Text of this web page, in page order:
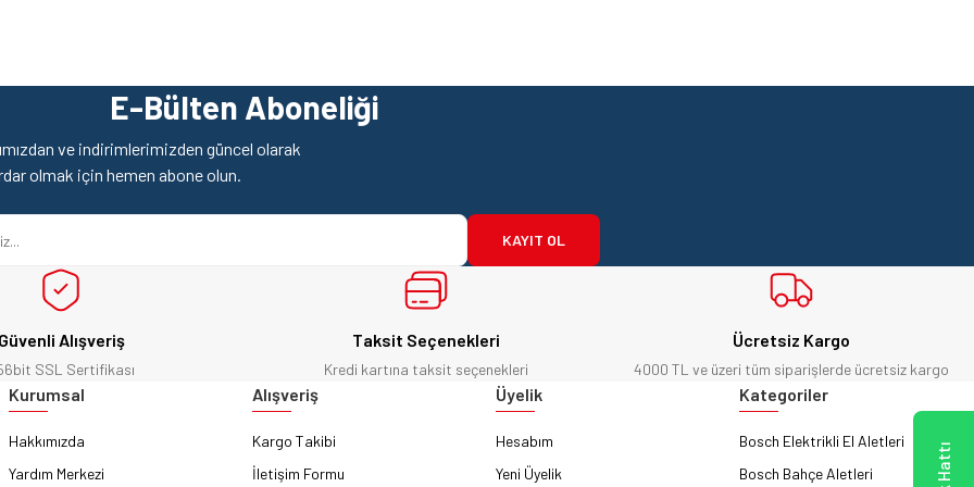
Yorum Yaz
Soru Sor
E-Bülten Aboneliği
ve indirimlerimizden güncel olarak
olmak için hemen abone olun.
KAYIT OL
Güvenli Alışveriş
SSL Sertifikası
Taksit Seçenekleri
Kredi kartına taksit seçenekleri
Ücretsiz Kargo
4000 TL ve üzeri tüm siparişlerde ücretsiz kargo
Kurumsal
Hakkımızda
Yardım Merkezi
Alışveriş
Kargo Takibi
İletişim Formu
Üyelik
Hesabım
Yeni Üyelik
Kategoriler
Bosch Elektrikli El Aletleri
Bosch Bahçe Aletleri